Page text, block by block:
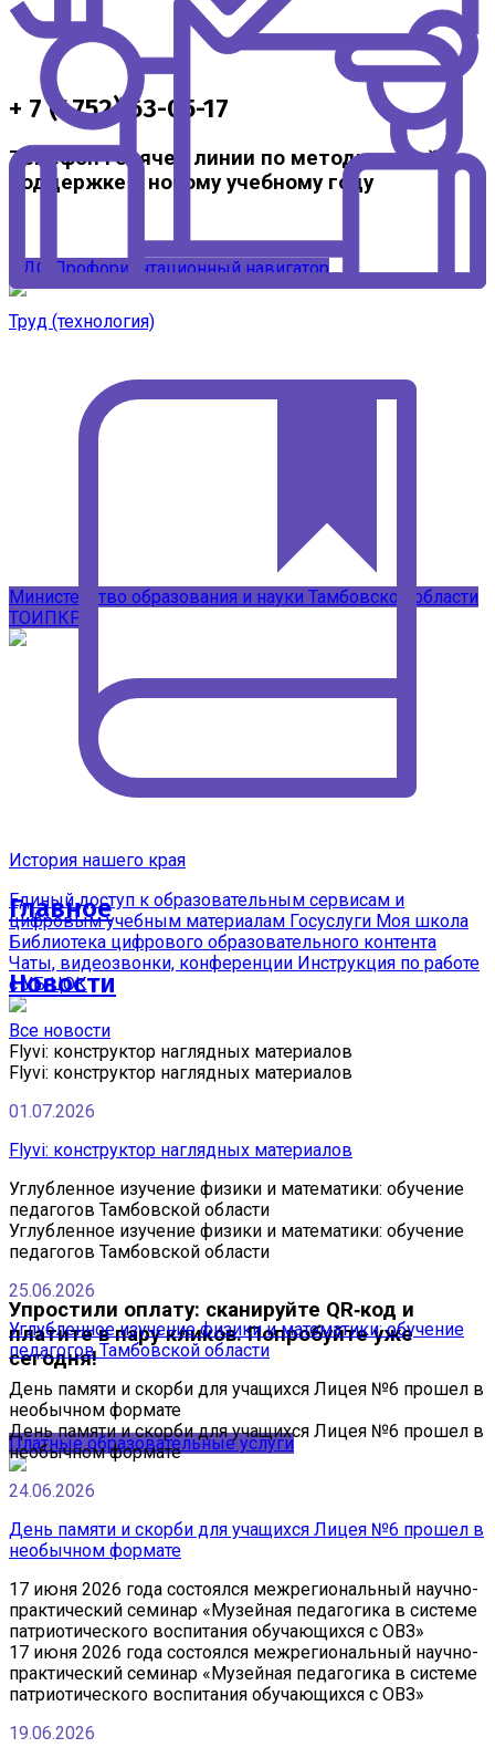
+ 7 (4752) 63-05-17
Телефон горячей линии по методической
поддержке к новому учебному году
ЦДО Профориентационный навигатор
Подписывайтесь на наши каналы в
Министерство образования и науки Тамбовской области
ТОИПКРО
Единый доступ к образовательным сервисам и
цифровым учебным материалам Госуслуги Моя школа
Библиотека цифрового образовательного контента
Чаты, видеозвонки, конференции Инструкция по работе
с УБ ЦОК
Упростили оплату: сканируйте QR‑код и
платите в пару кликов. Попробуйте уже
сегодня!
Платные образовательные услуги
Труд (технология)
История нашего края
Главное
Новости
Все новости
Flyvi: конструктор наглядных материалов
Flyvi: конструктор наглядных материалов
01.07.2026
Flyvi: конструктор наглядных материалов
Углубленное изучение физики и математики: обучение
педагогов Тамбовской области
Углубленное изучение физики и математики: обучение
педагогов Тамбовской области
25.06.2026
Углубленное изучение физики и математики: обучение
педагогов Тамбовской области
День памяти и скорби для учащихся Лицея №6 прошел в
необычном формате
День памяти и скорби для учащихся Лицея №6 прошел в
необычном формате
24.06.2026
День памяти и скорби для учащихся Лицея №6 прошел в
необычном формате
17 июня 2026 года состоялся межрегиональный научно-
практический семинар «Музейная педагогика в системе
патриотического воспитания обучающихся с ОВЗ»
17 июня 2026 года состоялся межрегиональный научно-
практический семинар «Музейная педагогика в системе
патриотического воспитания обучающихся с ОВЗ»
19.06.2026